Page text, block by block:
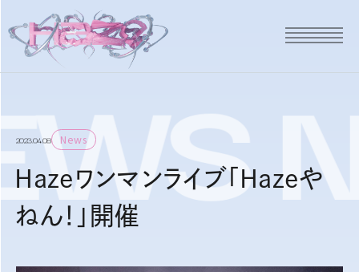
2023.04.08 News
Hazeワンマンライブ「Hazeや
ねん！」開催